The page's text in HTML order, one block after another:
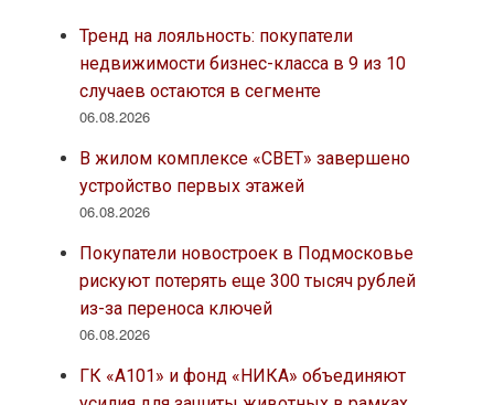
Тренд на лояльность: покупатели
недвижимости бизнес-класса в 9 из 10
случаев остаются в сегменте
06.08.2026
В жилом комплексе «СВЕТ» завершено
устройство первых этажей
06.08.2026
Покупатели новостроек в Подмосковье
рискуют потерять еще 300 тысяч рублей
из-за переноса ключей
06.08.2026
ГК «А101» и фонд «НИКА» объединяют